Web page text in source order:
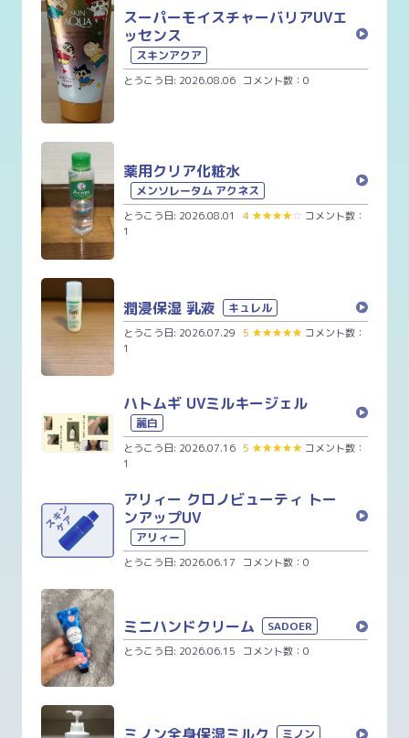
スーパーモイスチャーバリアUVエ
ッセンス
スキンアクア
とうこう日: 2026.08.06 コメント数：0
薬用クリア化粧水
メンソレータム アクネス
とうこう日: 2026.08.01 4 ★★★★☆ コメント数：
1
潤浸保湿 乳液 キュレル
とうこう日: 2026.07.29 5 ★★★★★ コメント数：
1
ハトムギ UVミルキージェル
麗白
とうこう日: 2026.07.16 5 ★★★★★ コメント数：
1
アリィー クロノビューティ トー
ンアップUV
アリィー
とうこう日: 2026.06.17 コメント数：0
ミニハンドクリーム SADOER
とうこう日: 2026.06.15 コメント数：0
ミノン